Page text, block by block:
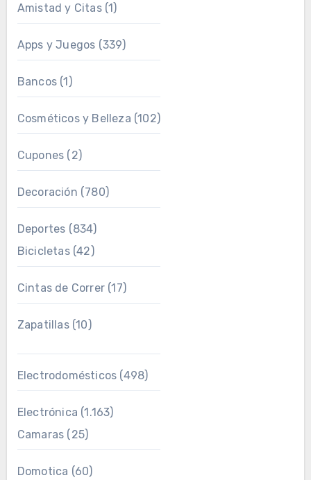
Amistad y Citas(1)
Apps y Juegos (339)
Bancos(1)
Cosméticos y Belleza (102)
Cupones (2)
Decoración (780)
Deportes (834)
Bicicletas(42)
Cintas de Correr(17)
Zapatillas(10)
Electrodomésticos (498)
Electrónica (1.163)
Camaras (25)
Domotica (60)